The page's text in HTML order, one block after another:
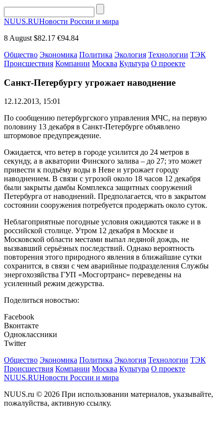
NUUS.RUНовости России и мира
8 August $82.17 €94.84
Общество Экономика Политика Экология Технологии ТЭК
Происшествия Компании Москва Культура О проекте
Санкт-Петербургу угрожает наводнение
12.12.2013, 15:01
По сообщению петербургского управления МЧС, на первую
половину 13 декабря в Санкт-Петербурге объявлено
штормовое предупреждение.
Ожидается, что ветер в городе усилится до 24 метров в
секунду, а в акватории Финского залива – до 27; это может
привести к подъёму воды в Неве и угрожает городу
наводнением. В связи с угрозой около 18 часов 12 декабря
были закрыты дамбы Комплекса защитных сооружений
Петербурга от наводнений. Предполагается, что в закрытом
состоянии сооружения потребуется продержать около суток.
Неблагоприятные погодные условия ожидаются также и в
российской столице. Утром 12 декабря в Москве и
Московской области местами выпал ледяной дождь, не
вызвавший серьёзных последствий. Однако вероятность
повторения этого природного явления в ближайшие сутки
сохранится, в связи с чем аварийные подразделения Службы
энергохозяйства ГУП «Мосгортранс» переведены на
усиленный режим дежурства.
Поделиться новостью:
Facebook
Вконтакте
Одноклассники
Twitter
Общество Экономика Политика Экология Технологии ТЭК
Происшествия Компании Москва Культура О проекте
NUUS.RUНовости России и мира
NUUS.ru © 2026 При использовании материалов, указывайте,
пожалуйства, активную ссылку.